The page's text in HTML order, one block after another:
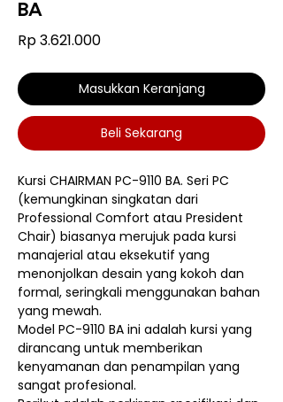
BA
Rp 3.621.000Harga
Masukkan Keranjang
Beli Sekarang
Kursi CHAIRMAN PC-9110 BA. Seri PC
(kemungkinan singkatan dari
Professional Comfort atau President
Chair) biasanya merujuk pada kursi
manajerial atau eksekutif yang
menonjolkan desain yang kokoh dan
formal, seringkali menggunakan bahan
yang mewah.
Model PC-9110 BA ini adalah kursi yang
dirancang untuk memberikan
kenyamanan dan penampilan yang
sangat profesional.